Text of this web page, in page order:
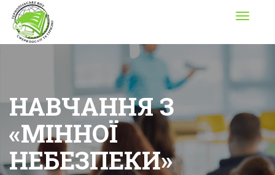
Toggle
НАВЧАННЯ З
«МІННОЇ
НЕБЕЗПЕКИ»